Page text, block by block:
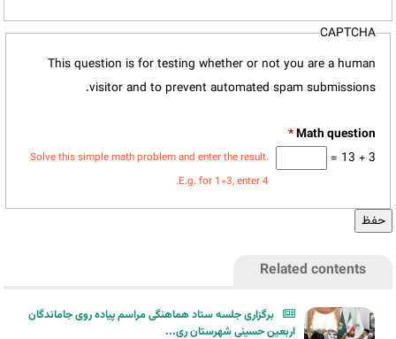
CAPTCHA
This question is for testing whether or not you are a human
visitor and to prevent automated spam submissions.
*
3 + 13 =
Solve this simple math problem and enter the result.
E.g. for 1+3, enter 4.
Related contents
برگزاری جلسه ستاد هماهنگی مراسم پیاده روی جاماندگان
اربعین حسینی شهرستان ری...